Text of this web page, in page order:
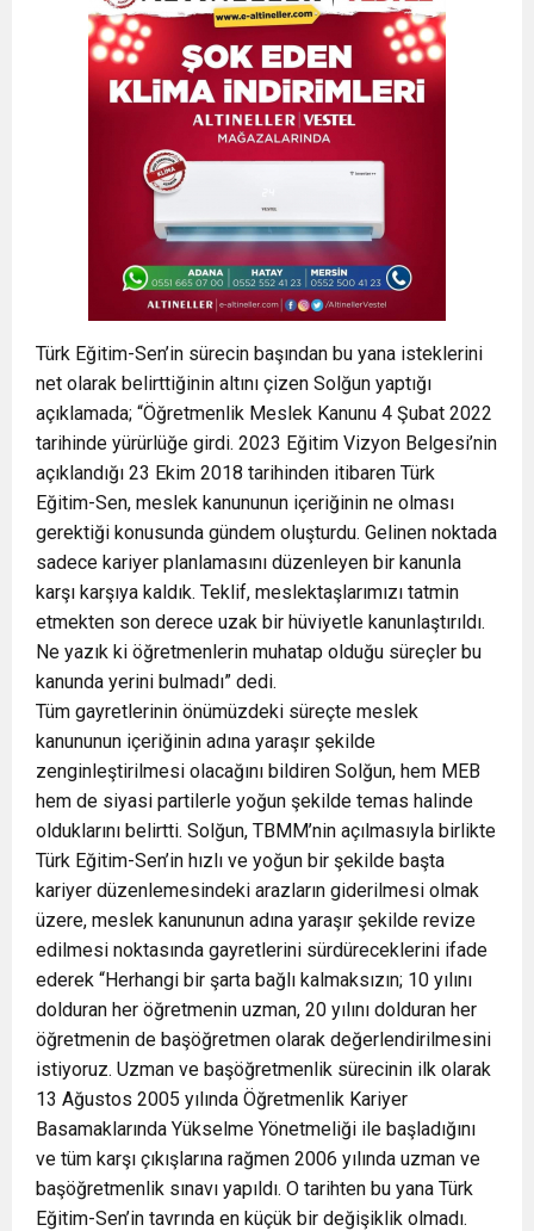
Türk Eğitim-Sen’in sürecin başından bu yana isteklerini
net olarak belirttiğinin altını çizen Solğun yaptığı
açıklamada; “Öğretmenlik Meslek Kanunu 4 Şubat 2022
tarihinde yürürlüğe girdi. 2023 Eğitim Vizyon Belgesi’nin
açıklandığı 23 Ekim 2018 tarihinden itibaren Türk
Eğitim-Sen, meslek kanununun içeriğinin ne olması
gerektiği konusunda gündem oluşturdu. Gelinen noktada
sadece kariyer planlamasını düzenleyen bir kanunla
karşı karşıya kaldık. Teklif, meslektaşlarımızı tatmin
etmekten son derece uzak bir hüviyetle kanunlaştırıldı.
Ne yazık ki öğretmenlerin muhatap olduğu süreçler bu
kanunda yerini bulmadı” dedi.
Tüm gayretlerinin önümüzdeki süreçte meslek
kanununun içeriğinin adına yaraşır şekilde
zenginleştirilmesi olacağını bildiren Solğun, hem MEB
hem de siyasi partilerle yoğun şekilde temas halinde
olduklarını belirtti. Solğun, TBMM’nin açılmasıyla birlikte
Türk Eğitim-Sen’in hızlı ve yoğun bir şekilde başta
kariyer düzenlemesindeki arazların giderilmesi olmak
üzere, meslek kanununun adına yaraşır şekilde revize
edilmesi noktasında gayretlerini sürdüreceklerini ifade
ederek “Herhangi bir şarta bağlı kalmaksızın; 10 yılını
dolduran her öğretmenin uzman, 20 yılını dolduran her
öğretmenin de başöğretmen olarak değerlendirilmesini
istiyoruz. Uzman ve başöğretmenlik sürecinin ilk olarak
13 Ağustos 2005 yılında Öğretmenlik Kariyer
Basamaklarında Yükselme Yönetmeliği ile başladığını
ve tüm karşı çıkışlarına rağmen 2006 yılında uzman ve
başöğretmenlik sınavı yapıldı. O tarihten bu yana Türk
Eğitim-Sen’in tavrında en küçük bir değişiklik olmadı.